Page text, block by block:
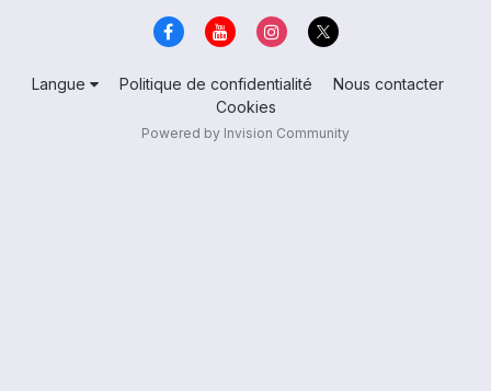
Langue Politique de confidentialité
Nous contacter
Cookies
Powered by Invision Community